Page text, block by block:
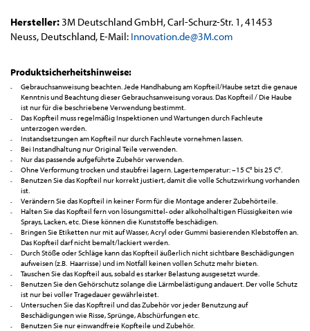
Hersteller: 3M Deutschland GmbH, Carl-Schurz-Str. 1, 41453
Neuss, Deutschland, E-Mail: Innovation.de@3M.com
Produktsicherheitshinweise:
Gebrauchsanweisung beachten. Jede Handhabung am Kopfteil/Haube setzt die genaue
Kenntnis und Beachtung dieser Gebrauchsanweisung voraus. Das Kopfteil / Die Haube
ist nur für die beschriebene Verwendung bestimmt.
Das Kopfteil muss regelmäßig Inspektionen und Wartungen durch Fachleute
unterzogen werden.
Instandsetzungen am Kopfteil nur durch Fachleute vornehmen lassen.
Bei Instandhaltung nur Original Teile verwenden.
Nur das passende aufgeführte Zubehör verwenden.
Ohne Verformung trocken und staubfrei lagern. Lagertemperatur: –15 C° bis 25 C°.
Benutzen Sie das Kopfteil nur korrekt justiert, damit die volle Schutzwirkung vorhanden
ist.
Verändern Sie das Kopfteil in keiner Form für die Montage anderer Zubehörteile.
Halten Sie das Kopfteil fern von lösungsmittel- oder alkoholhaltigen Flüssigkeiten wie
Sprays, Lacken, etc. Diese können die Kunststoffe beschädigen.
Bringen Sie Etiketten nur mit auf Wasser, Acryl oder Gummi basierenden Klebstoffen an.
Das Kopfteil darf nicht bemalt/lackiert werden.
Durch Stöße oder Schläge kann das Kopfteil äußerlich nicht sichtbare Beschädigungen
aufweisen (z.B. Haarrisse) und im Notfall keinen vollen Schutz mehr bieten.
Tauschen Sie das Kopfteil aus, sobald es starker Belastung ausgesetzt wurde.
Benutzen Sie den Gehörschutz solange die Lärmbelästigung andauert. Der volle Schutz
ist nur bei voller Tragedauer gewährleistet.
Untersuchen Sie das Kopftreil und das Zubehör vor jeder Benutzung auf
Beschädigungen wie Risse, Sprünge, Abschürfungen etc.
Benutzen Sie nur einwandfreie Kopfteile und Zubehör.